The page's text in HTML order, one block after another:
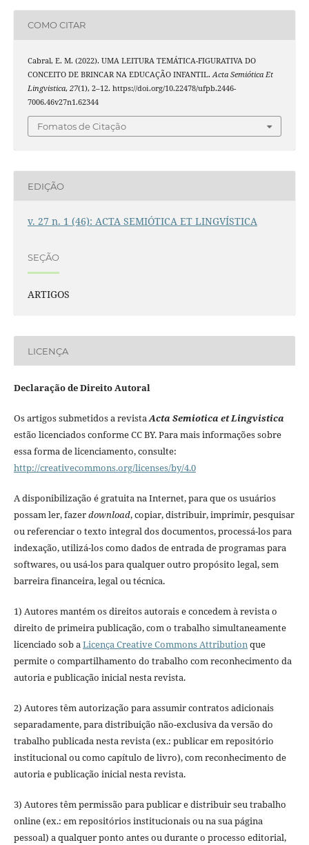
COMO CITAR
Cabral, E. M. (2022). UMA LEITURA TEMÁTICA-FIGURATIVA DO
CONCEITO DE BRINCAR NA EDUCAÇÃO INFANTIL. Acta Semiótica Et
Lingvistica, 27(1), 2–12. https://doi.org/10.22478/ufpb.2446-
7006.46v27n1.62344
Fomatos de Citação
EDIÇÃO
v. 27 n. 1 (46): ACTA SEMIÓTICA ET LINGVÍSTICA
SEÇÃO
ARTIGOS
LICENÇA
Declaração de Direito Autoral
Os artigos submetidos a revistaActa Semiotica et Lingvistica
estão licenciados conforme CC BY. Para mais informações sobre
essa forma de licenciamento, consulte:
http://creativecommons.org/licenses/by/4.0
A disponibilização é gratuita na Internet, para que os usuários
possam ler, fazerdownload, copiar, distribuir, imprimir, pesquisar
ou referenciar o texto integral dos documentos, processá-los para
indexação, utilizá-los como dados de entrada de programas para
softwares, ou usá-los para qualquer outro propósito legal, sem
barreira financeira, legal ou técnica.
1) Autores mantém os direitos autorais e concedem à revista o
direito de primeira publicação, com o trabalho simultaneamente
licenciado sob aLicença Creative Commons Attributionque
permite o compartilhamento do trabalho com reconhecimento da
autoria e publicação inicial nesta revista.
2) Autores têm autorização para assumir contratos adicionais
separadamente, para distribuição não-exclusiva da versão do
trabalho publicada nesta revista (ex.: publicar em repositório
institucional ou como capítulo de livro), com reconhecimento de
autoria e publicação inicial nesta revista.
3) Autores têm permissão para publicar e distribuir seu trabalho
online (ex.: em repositórios institucionais ou na sua página
pessoal) a qualquer ponto antes ou durante o processo editorial,